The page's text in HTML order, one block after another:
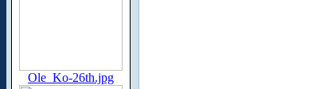
Ole_Ko-26th.jpg